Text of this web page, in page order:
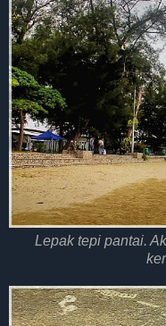
Lepak tepi pantai.